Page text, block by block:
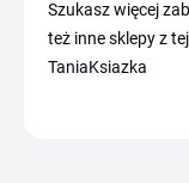
Szukasz więcej
też inne sklepy z
TaniaKsiazka